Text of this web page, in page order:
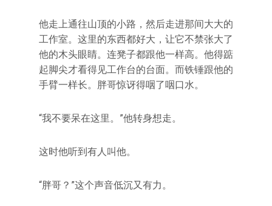
他走上通往山顶的小路，然后走进那间大大的
工作室。这里的东西都好大，让它不禁张大了
他的木头眼睛。连凳子都跟他一样高。他得踮
起脚尖才看得见工作台的台面。而铁锤跟他的
手臂一样长。胖哥惊讶得咽了咽口水。
“我不要呆在这里。”他转身想走。
这时他听到有人叫他。
“胖哥？”这个声音低沉又有力。